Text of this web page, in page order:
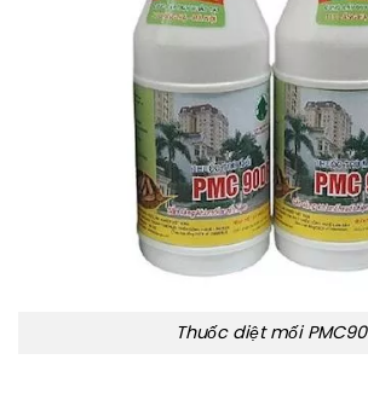
Thuốc diệt mối PMC90